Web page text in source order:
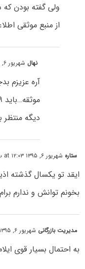
ولی گفته بودن
از منبع موثقی
نهال شهریور ۶, ۱۳۹۵ at ۱۲:۴۵ ب٫ظ
آره عزیزم
موثقه…باید ۹ روز
دیگه منتظر
ستاره شهریور ۶, ۱۳۹۵ at ۱۲:۰۳ ب٫ظ
ایقد تو یکسال گذشته
بخونم توانش و ندارم
مدیریت بازرگانی شهریور ۶, ۱۳۹۵ at ۱۲:۰۱ ب٫ظ
به احتمال بسیار قوی